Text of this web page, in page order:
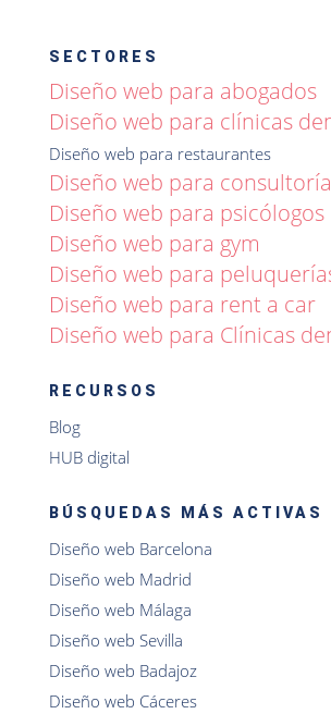
SECTORES
Diseño web para abogados
Diseño web para clínicas
Diseño web para restaurantes
Diseño web para
Diseño web para psicólogos
Diseño web para gym
Diseño web para
Diseño web para rent a car
Diseño web para Clínicas
RECURSOS
Blog
HUB digital
BÚSQUEDAS MÁS ACTIVAS
Diseño web Barcelona
Diseño web Madrid
Diseño web Málaga
Diseño web Sevilla
Diseño web Badajoz
Diseño web Cáceres